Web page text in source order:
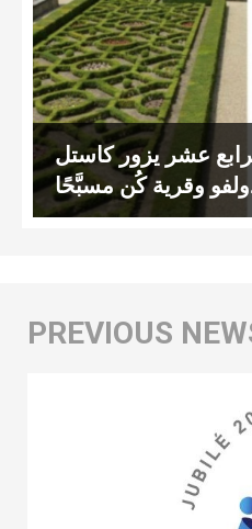
الرابع عشر يزور كاستل
وقرية كُن مسبَّحًا